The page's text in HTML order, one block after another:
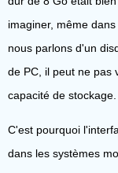
imaginer, même
nous parlons d'un
de PC, il peut ne pas
capacité de stockage.
C'est pourquoi
dans les systèmes